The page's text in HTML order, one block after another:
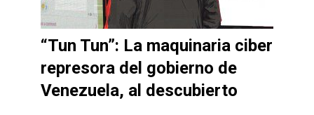
“Tun Tun”: La maquinaria ciber
represora del gobierno de
Venezuela, al descubierto